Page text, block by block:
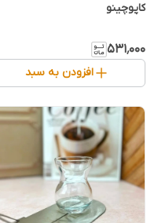
کاپوچینو
۵۳۱٬۰۰۰
افزودن به سبد